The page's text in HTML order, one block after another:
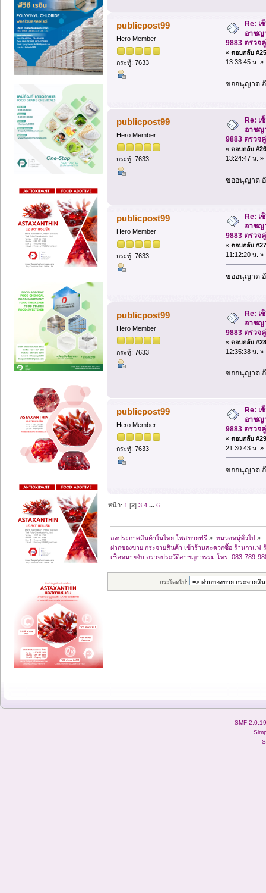
publicpost99
Hero Member
กระทู้: 7633
Re: เ
อาชญ
9883 ตรวจ
« ตอบกลับ
13:33:45 น. »
ขออนุญาต
publicpost99
Hero Member
กระทู้: 7633
Re: เ
อาชญ
9883 ตรวจ
« ตอบกลับ
13:24:47 น. »
ขออนุญาต
publicpost99
Hero Member
กระทู้: 7633
Re: เ
อาชญ
9883 ตรวจ
« ตอบกลับ
11:12:20 น. »
ขออนุญาต
publicpost99
Hero Member
กระทู้: 7633
Re: เ
อาชญ
9883 ตรวจ
« ตอบกลับ
12:35:38 น. »
ขออนุญาต
publicpost99
Hero Member
กระทู้: 7633
Re: เ
อาชญ
9883 ตรวจ
« ตอบกลับ
21:30:43 น. »
ขออนุญาต
หน้า: 1 [2]3 4 ...6
ลงประกาศสินค้าในไทย โพสขายฟรี » หมวดหมู่ทั่วไป»
ฝากของขาย กระจายสินค้า เข้าร้านสะดวกซื้อ ร้านกาแฟ
เช็คหมายจับ ตรวจประวัติอาชญากรรม โทร: 083-789-
กระโดดไป:
SMF 2.0.19